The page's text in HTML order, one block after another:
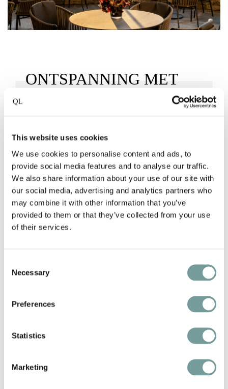
This website uses cookies
We use cookies to personalise content and ads, to
provide social media features and to analyse our traffic.
We also share information about your use of our site with
our social media, advertising and analytics partners who
may combine it with other information that you’ve
provided to them or that they’ve collected from your use
of their services.
Selection
Necessary
Preferences
Statistics
Marketing
ONTSPANNING MET
WELLNESS, SPA & FITNESS
Ook in de wellness blijft de natuur een hoofdrol
spelen. Vanuit het verwarmde infinity zwembad
van twintig meter kijk je rechtstreeks uit op de
Wilder Kaiser, waardoor de grens tussen binnen
en buiten lijkt te verdwijnen. Het panoramische
uitzicht vormt het decor voor een
lange infinity zwembad beschikt Der Bär over
jaar geopend is en een 30 meter lang
warmere maanden een unieke plek biedt om te
saunawereld vind je een panoramasauna, een
Finse sauna, een stoombad en het traditionele